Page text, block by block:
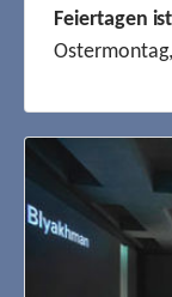
Feiertagen